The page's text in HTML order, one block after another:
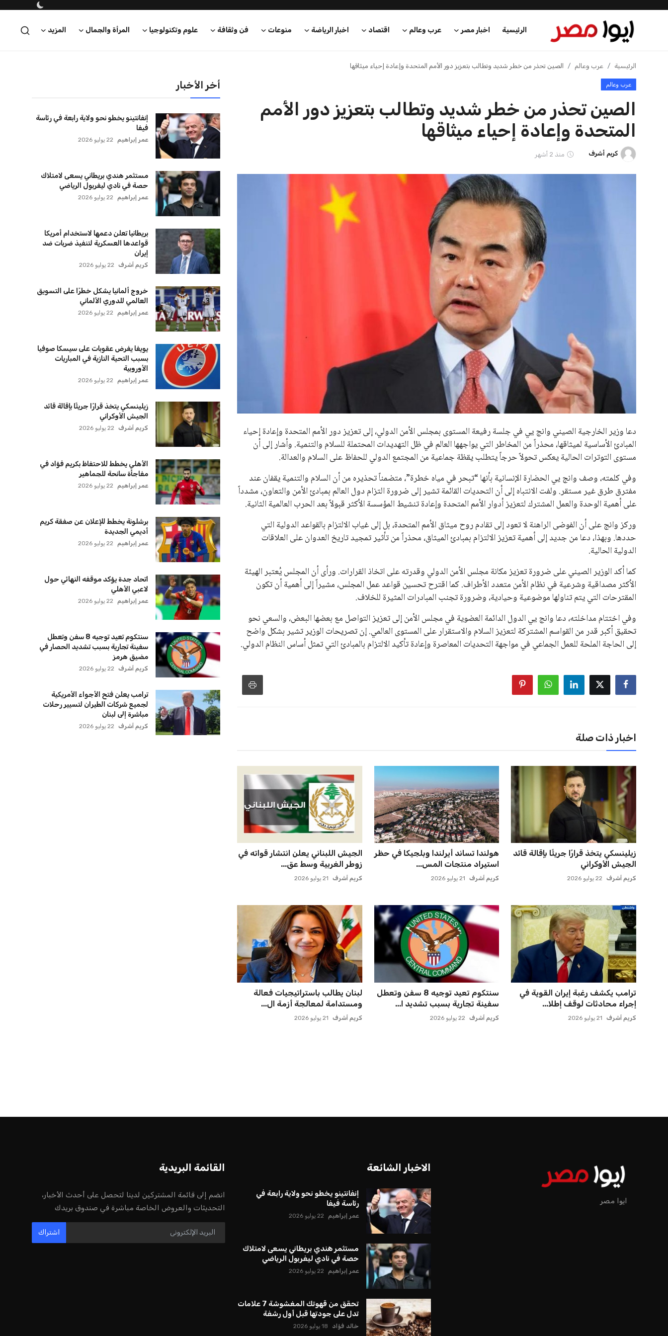
الرئيسية اخبار مصر عرب وعالم اقتصاد اخبار الرياضة منوعات فن وثقافة علوم وتكنولوجيا المرأة والجمال المزيد
الرئيسية
اخبار مصر
عرب وعالم
اخبار الرياضة
الرئيسية عرب وعالم الصين تحذر من خطر شديد وتطالب بتعزيز دور الأمم المتحدة وإعادة إحياء ميثاقها
عرب وعالم
الصين تحذر من خطر شديد وتطالب بتعزيز دور الأمم
المتحدة وإعادة إحياء ميثاقها
كريم أشرف منذ 2 أشهر
دعا وزير الخارجية الصيني وانج يي في جلسة رفيعة المستوى بمجلس الأمن الدولي، إلى تعزيز دور الأمم المتحدة وإعادة إحياء
المبادئ الأساسية لميثاقها، محذراً من المخاطر التي يواجهها العالم في ظل التهديدات المحتملة للسلام والتنمية. وأشار إلى أن
مستوى التوترات الحالية يعكس تحولاً حرجاً يتطلب يقظة جماعية من المجتمع الدولي للحفاظ على السلام والعدالة.
وفي كلمته، وصف وانج يي الحضارة الإنسانية بأنها “تبحر في مياه خطرة”، متضمناً تحذيره من أن السلام والتنمية يقفان عند
مفترق طرق غير مستقر. ولفت الانتباه إلى أن التحديات القائمة تشير إلى ضرورة التزام دول العالم بمبادئ الأمن والتعاون، مشدداً
على أهمية الوحدة والعمل المشترك لتعزيز أدوار الأمم المتحدة وإعادة تنشيط المؤسسة الأكثر قبولاً بعد الحرب العالمية الثانية.
وركز وانج على أن الفوضى الراهنة لا تعود إلى تقادم روح ميثاق الأمم المتحدة، بل إلى غياب الالتزام بالقواعد الدولية التي
حددها. وبهذا، دعا من جديد إلى أهمية تعزيز الالتزام بمبادئ الميثاق، محذراً من تأثير تمجيد تاريخ العدوان على العلاقات
الدولية الحالية.
كما أكد الوزير الصيني على ضرورة تعزيز مكانة مجلس الأمن الدولي وقدرته على اتخاذ القرارات. ورأى أن المجلس يُعتبر الهيئة
الأكثر مصداقية وشرعية في نظام الأمن متعدد الأطراف. كما اقترح تحسين قواعد عمل المجلس، مشيراً إلى أهمية أن تكون
المقترحات التي يتم تناولها موضوعية وحيادية، وضرورة تجنب المبادرات المثيرة للخلاف.
وفي اختتام مداخلته، دعا وانج يي الدول الدائمة العضوية في مجلس الأمن إلى تعزيز التواصل مع بعضها البعض، والسعي نحو
تحقيق أكبر قدر من القواسم المشتركة لتعزيز السلام والاستقرار على المستوى العالمي. إن تصريحات الوزير تشير بشكل واضح
إلى الحاجة الملحة للعمل الجماعي في مواجهة التحديات المعاصرة وإعادة تأكيد الالتزام بالمبادئ التي تمثل أساس النظام الدولي.
اخبار ذات صلة
زيلينسكي يتخذ قرارًا جريئًا بإقالة قائد
الجيش الأوكراني
كريم أشرف 22 يوليو 2026
هولندا تساند أيرلندا وبلجيكا في حظر
استيراد منتجات المس...
كريم أشرف 21 يوليو 2026
الجيش اللبناني يعلن انتشار قواته في
زوطر الغربية وسط عق...
كريم أشرف 21 يوليو 2026
ترامب يكشف رغبة إيران القوية في
إجراء محادثات لوقف إطلا...
كريم أشرف 21 يوليو 2026
سنتكوم تعيد توجيه 8 سفن وتعطل
سفينة تجارية بسبب تشديد ا...
كريم أشرف 22 يوليو 2026
لبنان يطالب باستراتيجيات فعالة
ومستدامة لمعالجة أزمة ال...
كريم أشرف 21 يوليو 2026
أخر الأخبار
إنفانتينو يخطو نحو ولاية رابعة في رئاسة
فيفا
عمر إبراهيم 22 يوليو 2026
مستثمر هندي بريطاني يسعى لامتلاك
حصة في نادي ليفربول الرياضي
عمر إبراهيم 22 يوليو 2026
بريطانيا تعلن دعمها لاستخدام أمريكا
قواعدها العسكرية لتنفيذ ضربات ضد
إيران
كريم أشرف 22 يوليو 2026
خروج ألمانيا يشكل خطرًا على التسويق
العالمي للدوري الألماني
عمر إبراهيم 22 يوليو 2026
يويفا يفرض عقوبات على سيسكا صوفيا
بسبب التحية النازية في المباريات
الأوروبية
عمر إبراهيم 22 يوليو 2026
زيلينسكي يتخذ قرارًا جريئًا بإقالة قائد
الجيش الأوكراني
كريم أشرف 22 يوليو 2026
الأهلي يخطط للاحتفاظ بكريم فؤاد في
مفاجأة سانحة للجماهير
عمر إبراهيم 22 يوليو 2026
برشلونة يخطط للإعلان عن صفقة كريم
أديمي الجديدة
عمر إبراهيم 22 يوليو 2026
اتحاد جدة يؤكد موقفه النهائي حول
لاعبي الأهلي
عمر إبراهيم 22 يوليو 2026
سنتكوم تعيد توجيه 8 سفن وتعطل
سفينة تجارية بسبب تشديد الحصار في
مضيق هرمز
كريم أشرف 22 يوليو 2026
ترامب يعلن فتح الأجواء الأمريكية
لجميع شركات الطيران لتسيير رحلات
مباشرة إلى لبنان
كريم أشرف 22 يوليو 2026
إنفانتينو يخطو نحو ولاية رابعة في رئاسة فيفا
عمر إبراهيم
عمر إبراهيم 22 يوليو 2026
مستثمر هندي بريطاني يسعى لامتلاك
حصة في نادي ليفربول الرياضي